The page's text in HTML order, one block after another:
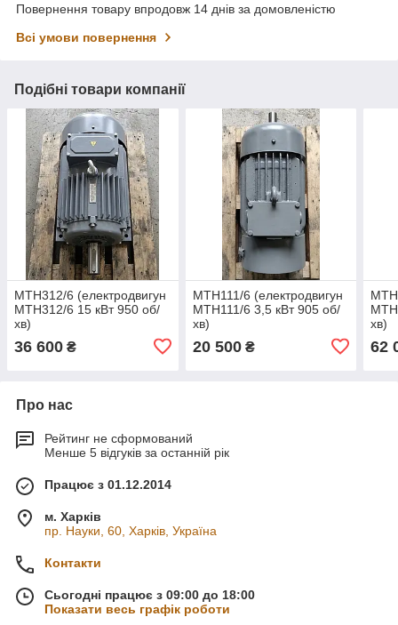
Повернення товару впродовж 14 днів за домовленістю
Всі умови повернення
Подібні товари компанії
МТН312/6 (електродвигун
MTH312/6 15 кВт 950 об/
хв)
36 600 ₴
MTH111/6 (електродвигун
МТН111/6 3,5 кВт 905 об/
хв)
20 500₴
хв)
62
Про нас
Рейтинг не сформований
Менше 5 відгуків за останній рік
Працює з 01.12.2014
м. Харків
пр. Науки, 60, Харків, Україна
Контакти
Сьогодні працює з 09:00 до 18:00
Показати весь графік роботи